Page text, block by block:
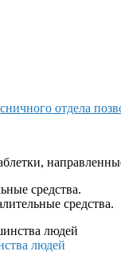
отдела
средства.
средства.
людей